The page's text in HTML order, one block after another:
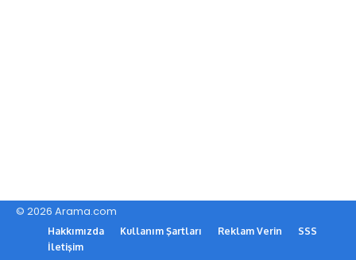
© 2026 Arama.com
Hakkımızda Kullanım Şartları Reklam Verin
SSS
İletişim